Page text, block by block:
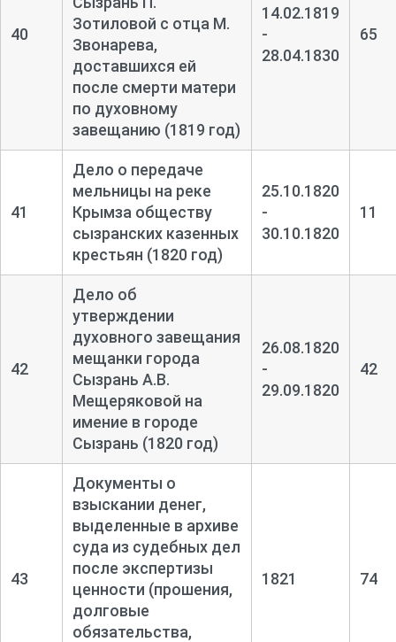
40
Зотиловой с отца М.
Звонарева,
доставшихся ей
после смерти матери
по духовному
завещанию (1819 год)
14.02.1819
-
28.04.1830
65
41
Дело о передаче
мельницы на реке
Крымза обществу
сызранских казенных
крестьян (1820 год)
25.10.1820
-
30.10.1820
11
42
Дело об
утверждении
духовного завещания
мещанки города
Сызрань А.В.
Мещеряковой на
имение в городе
Сызрань (1820 год)
26.08.1820
-
29.09.1820
42
43
Документы о
взыскании денег,
выделенные в архиве
суда из судебных дел
после экспертизы
ценности (прошения,
долговые
обязательства,
1821 74